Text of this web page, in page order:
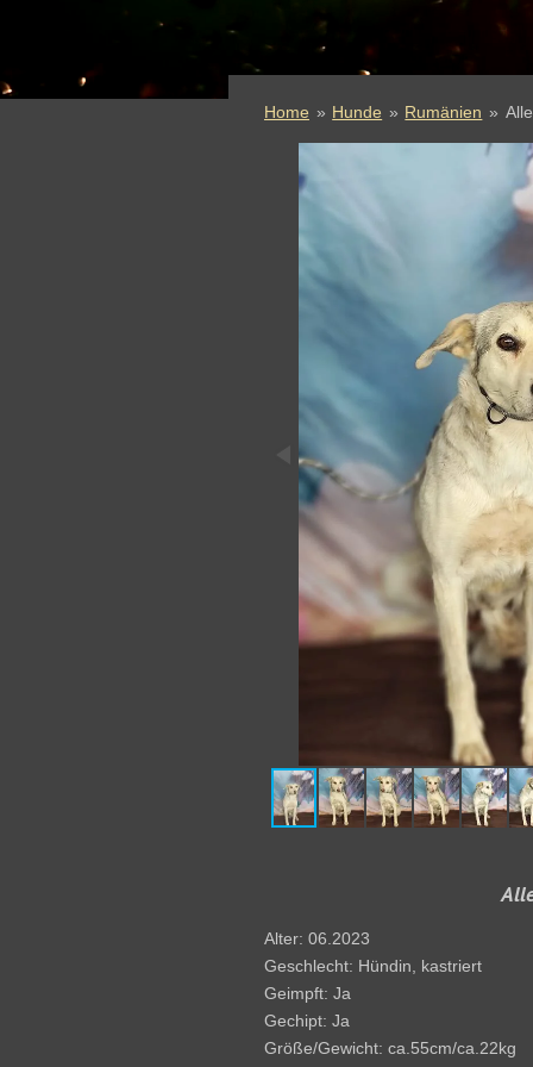
Home » Hunde » Rumänien »
Alter: 06.2023
Geschlecht: Hündin, kastriert
Geimpft: Ja
Gechipt: Ja
Größe/Gewicht: ca.55cm/ca.22kg